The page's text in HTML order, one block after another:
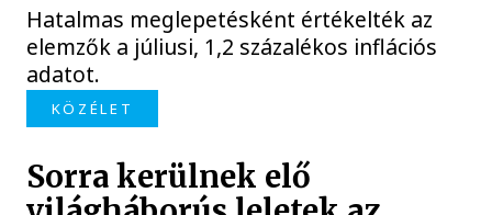
Hatalmas meglepetésként értékelték az
elemzők a júliusi, 1,2 százalékos inflációs
adatot.
KÖZÉLET
Sorra kerülnek elő